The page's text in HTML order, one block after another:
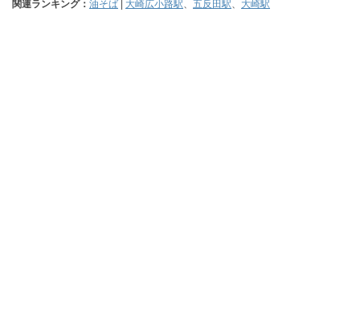
関連ランキング： 油そば 大崎広小路駅、 五反田駅、 大崎駅